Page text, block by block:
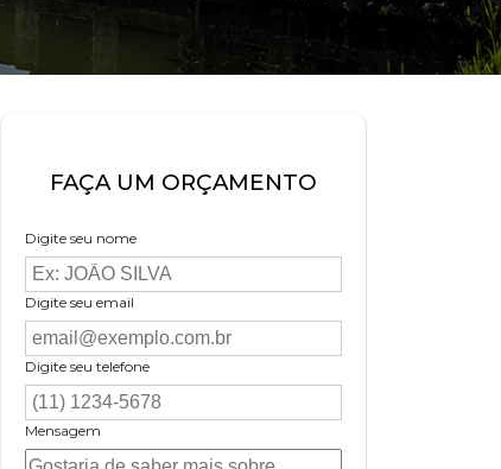
FAÇA UM ORÇAMENTO
Digite seu nome
Digite seu email
Digite seu telefone
Mensagem